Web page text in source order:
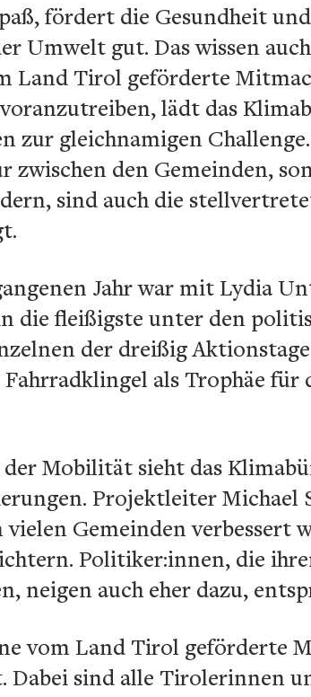
fördert die Gesundheit
Umwelt gut. Das wissen
Land Tirol geförderte
lädt das
zur gleichnamigen
den Gemeinden,
sind auch die
Jahr war mit Lydia
die fleißigste unter den
der dreißig
als Trophäe
der Mobilität sieht das
Projektleiter Michael
Gemeinden verbessert
Politiker:innen, die
neigen auch eher dazu,
vom Land Tirol geförderte
sind alle Tirolerinnen